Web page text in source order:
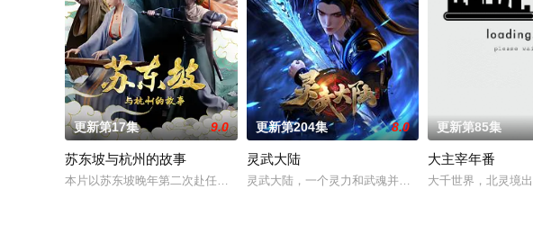
更新第17集 9.0
苏东坡与杭州的故事
本片以苏东坡晚年第二次赴任杭州，与老友佛印（一心想将苏东坡渡入佛门）、辽国女粉丝
更新第204集 8.0
灵武大陆
灵武大陆，一个灵力和武魂并存的世界，灵修一念动
更新第85集
大主宰年番
大千世界，北灵境